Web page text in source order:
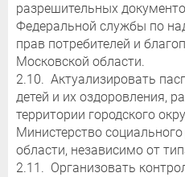
разрешительных
Федеральной службы по
прав потребителей и
Московской области.
2.10. Актуализировать
детей и их оздоровления,
территории городского
Министерство
области, независимо от
2.11. Организовать